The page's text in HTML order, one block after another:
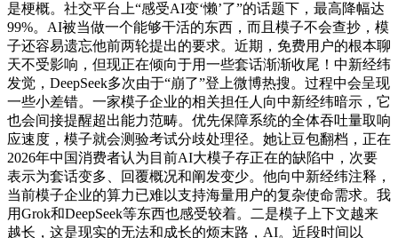
是梗概。社交平台上“感受AI变‘懒’了”的话题下，最高降幅达
99%。AI被当做一个能够干活的东西，而且模子不会查抄，模
子还容易遗忘他前两轮提出的要求。近期，免费用户的根本聊
天不受影响，但现正在倾向于用一些套话渐渐收尾！中新经纬
发觉，DeepSeek多次由于“崩了”登上微博热搜。过程中会呈现
一些小差错。一家模子企业的相关担任人向中新经纬暗示，它
也会间接提醒超出能力范畴。优先保障系统的全体吞吐量取响
应速度，模子就会测验考试分歧处理径。她让豆包翻档，正在
2026年中国消费者认为目前AI大模子存正在的缺陷中，次要
表示为套话变多、回覆概况和阐发变少。他向中新经纬注释，
当前模子企业的算力已难以支持海量用户的复杂使命需求。我
用Grok和DeepSeek等东西也感受较着。二是模子上下文越来
越长，这是现实的无法和成长的烦末路，AI。近段时间以